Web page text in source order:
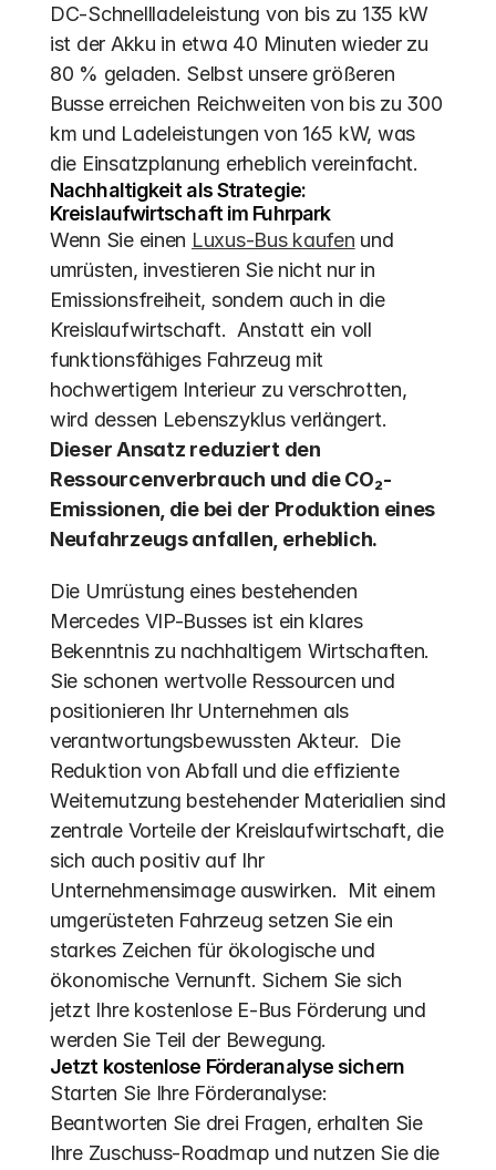
DC-Schnellladeleistung von bis zu 135 kW
ist der Akku in etwa 40 Minuten wieder zu
80 % geladen. Selbst unsere größeren
Busse erreichen Reichweiten von bis zu 300
km und Ladeleistungen von 165 kW, was
die Einsatzplanung erheblich vereinfacht.
Nachhaltigkeit als Strategie:
Kreislaufwirtschaft im Fuhrpark
Wenn Sie einen Luxus-Bus kaufen und
umrüsten, investieren Sie nicht nur in
Emissionsfreiheit, sondern auch in die
Kreislaufwirtschaft.  Anstatt ein voll
funktionsfähiges Fahrzeug mit
hochwertigem Interieur zu verschrotten,
Dieser Ansatz reduziert den
Ressourcenverbrauch und die CO₂-
Emissionen, die bei der Produktion eines
Neufahrzeugs anfallen, erheblich.
Die Umrüstung eines bestehenden
Mercedes VIP-Busses ist ein klares
Bekenntnis zu nachhaltigem Wirtschaften.
Sie schonen wertvolle Ressourcen und
positionieren Ihr Unternehmen als
verantwortungsbewussten Akteur.  Die
Reduktion von Abfall und die effiziente
Weiternutzung bestehender Materialien sind
zentrale Vorteile der Kreislaufwirtschaft, die
sich auch positiv auf Ihr
Unternehmensimage auswirken.  Mit einem
umgerüsteten Fahrzeug setzen Sie ein
starkes Zeichen für ökologische und
ökonomische Vernunft. Sichern Sie sich
jetzt Ihre kostenlose E-Bus Förderung und
werden Sie Teil der Bewegung.
Jetzt kostenlose Förderanalyse sichern
Starten Sie Ihre Förderanalyse:
Beantworten Sie drei Fragen, erhalten Sie
Ihre Zuschuss-Roadmap und nutzen Sie die